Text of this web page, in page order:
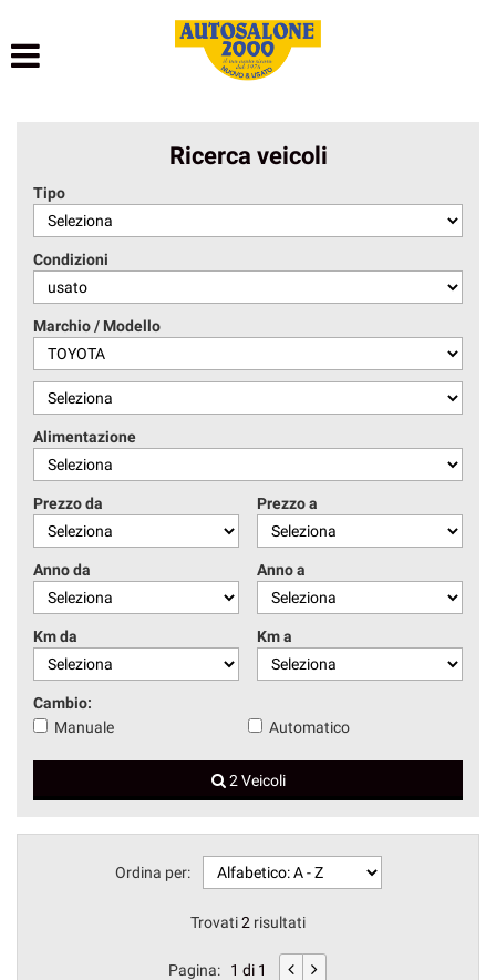
NOLEGGIO BREVE TERMINE
NOLEGGIO LUNGO TERMINE
ACQUISTIAMO USATO
ASSISTENZA
CONTATTI
Ricerca veicoli
Tipo
Condizioni
Marchio / Modello
Alimentazione
Prezzo da Prezzo a
Anno da Anno a
Km da Km a
Cambio:
Manuale
Automatico
2 Veicoli
Ordina per:
Trovati2 risultati
Pagina: 1 di 1